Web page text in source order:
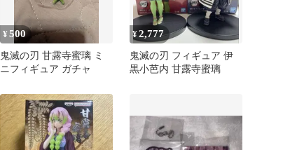
¥500
鬼滅の刃 甘露寺蜜璃 ミ
ニフィギュア ガチャ
¥2,777
鬼滅の刃 フィギュア 伊
黒小芭内 甘露寺蜜璃